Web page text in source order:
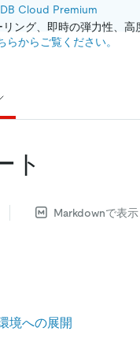
Cloud Premium
グ、即時の弾力性、
らからご覧ください。
ト
Markdownで表示
境への展開